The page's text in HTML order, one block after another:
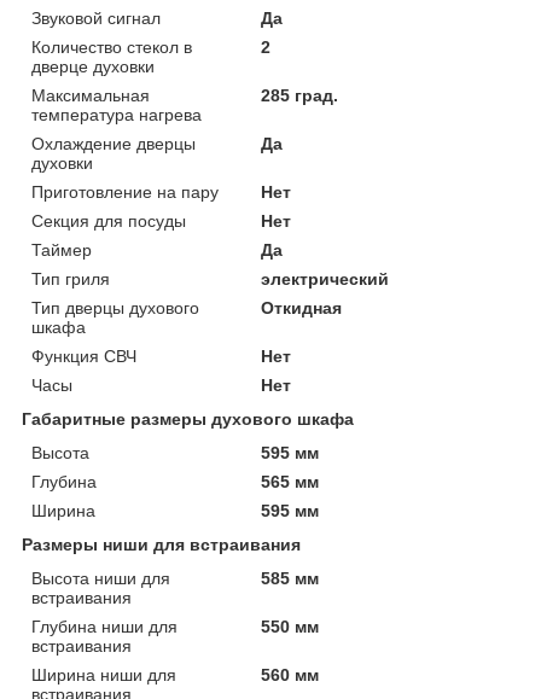
Звуковой сигнал
Да
Количество стекол в
дверце духовки
2
Максимальная
температура нагрева
285 град.
Охлаждение дверцы
духовки
Да
Приготовление на пару
Нет
Секция для посуды
Нет
Таймер
Да
Тип гриля
электрический
Тип дверцы духового
шкафа
Откидная
Функция СВЧ
Нет
Часы
Нет
Габаритные размеры духового шкафа
Высота
595 мм
Глубина
565 мм
Ширина
595 мм
Размеры ниши для встраивания
Высота ниши для
встраивания
585 мм
Глубина ниши для
встраивания
550 мм
Ширина ниши для
встраивания
560 мм